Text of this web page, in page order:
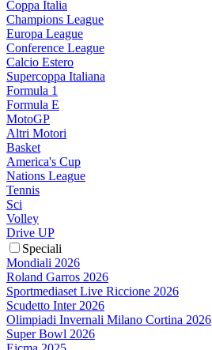
Coppa Italia
Champions League
Europa League
Conference League
Calcio Estero
Supercoppa Italiana
Formula 1
Formula E
MotoGP
Altri Motori
Basket
America's Cup
Nations League
Tennis
Sci
Volley
Drive UP
Speciali
Mondiali 2026
Roland Garros 2026
Sportmediaset Live Riccione 2026
Scudetto Inter 2026
Olimpiadi Invernali Milano Cortina 2026
Super Bowl 2026